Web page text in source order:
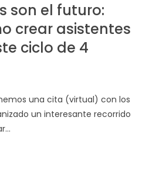
son el futuro:
crear asistentes
ciclo de 4
una cita (virtual) con los
un interesante recorrido